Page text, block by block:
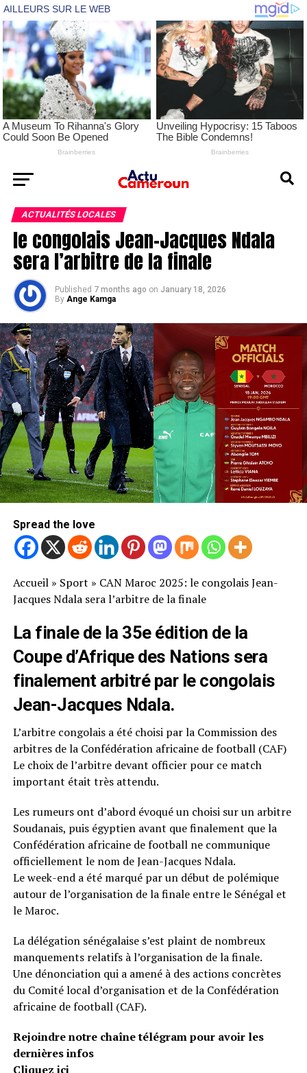
ACTUALITÉS LOCALES
le congolais Jean-Jacques Ndala
sera l’arbitre de la finale
Published 7 months ago on January 18, 2026
By Ange Kamga
Spread the love
Accueil» Sport » CAN Maroc 2025: le congolais Jean-
Jacques Ndala sera l’arbitre de la finale
La finale de la 35e édition de la
Coupe d’Afrique des Nations sera
finalement arbitré par le congolais
Jean-Jacques Ndala.
L’arbitre congolais a été choisi par la Commission des
arbitres de la Confédération africaine de football (CAF)
Le choix de l’arbitre devant officier pour ce match
important était très attendu.
Les rumeurs ont d’abord évoqué un choisi sur un arbitre
Soudanais, puis égyptien avant que finalement que la
Confédération africaine de football ne communique
officiellement le nom de Jean-Jacques Ndala.
Le week-end a été marqué par un début de polémique
autour de l’organisation de la finale entre le Sénégal et
le Maroc.
La délégation sénégalaise s’est plaint de nombreux
manquements relatifs à l’organisation de la finale.
Une dénonciation qui a amené à des actions concrètes
du Comité local d’organisation et de la Confédération
africaine de football (CAF).
Rejoindre notre chaîne télégram pour avoir les
dernières infos
Cliquez ici